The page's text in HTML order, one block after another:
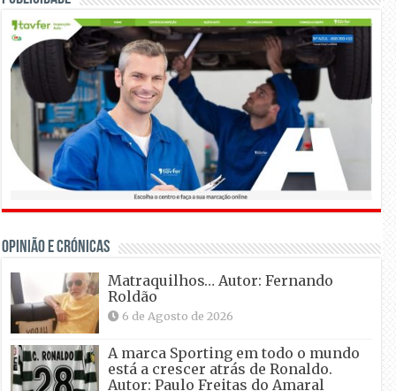
OPINIÃO E CRÓNICAS
Matraquilhos… Autor: Fernando
Roldão
6 de Agosto de 2026
A marca Sporting em todo o mundo
está a crescer atrás de Ronaldo.
Autor: Paulo Freitas do Amaral